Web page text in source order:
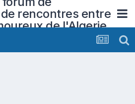
rencontres entre
de l'Algerie